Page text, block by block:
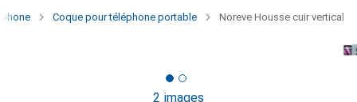
Coque pour téléphone portable Noreve Housse cuir vertical
2 images